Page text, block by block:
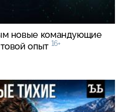
новые командующие
опыт 16+